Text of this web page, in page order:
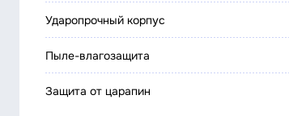
Ударопрочный корпус
Пыле-влагозащита
Защита от царапин